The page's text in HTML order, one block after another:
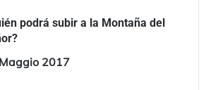
podrá subir a la Montaña del
2017